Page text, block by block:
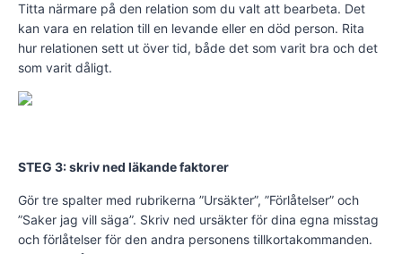
Titta närmare på den relation som du valt att bearbeta. Det
kan vara en relation till en levande eller en död person. Rita
hur relationen sett ut över tid, både det som varit bra och det
som varit dåligt.
STEG 3: skriv ned läkande faktorer
Gör tre spalter med rubrikerna ”Ursäkter”, ”Förlåtelser” och
”Saker jag vill säga”. Skriv ned ursäkter för dina egna misstag
och förlåtelser för den andra personens tillkortakommanden.